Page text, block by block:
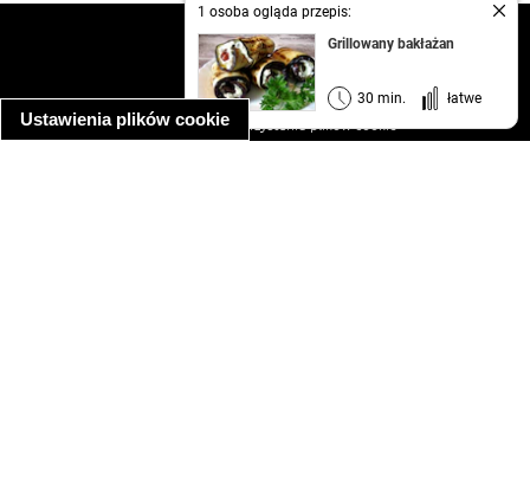
Ustawienia plików cookie
1 osoba ogląda przepis:
Grillowany bakłażan
30 min. łatwe
kontakt
regulamin
informacja o prywatności
informacja o wykorzystaniu plików cookie